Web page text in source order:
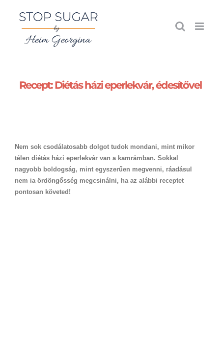
Recept: Diétás házi eperlekvár, édesítővel
Nem sok csodálatosabb dolgot tudok mondani, mint mikor
télen diétás házi eperlekvár van a kamrámban. Sokkal
nagyobb boldogság, mint egyszerűen megvenni, ráadásul
nem ia ördöngősség megcsinálni, ha az alábbi receptet
pontosan követed!